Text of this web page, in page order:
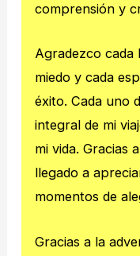
comprensión y
Agradezco cada
miedo y cada
éxito. Cada uno
integral de mi
mi vida. Gracias
llegado a
momentos de
Gracias a la